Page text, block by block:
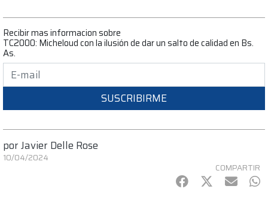
Recibir mas informacion sobre
TC2000: Micheloud con la ilusión de dar un salto de calidad en Bs.
As.
SUSCRIBIRME
porJavier Delle Rose
10/04/2024
COMPARTIR
Facebook
Twitter
mail